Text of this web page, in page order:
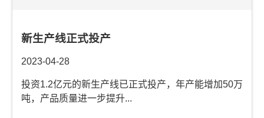
新生产线正式投产
2023-04-28
投资1.2亿元的新生产线已正式投产，年产能增加50万
吨，产品质量进一步提升...